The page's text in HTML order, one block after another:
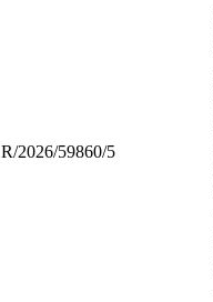
R/2026/59860/5